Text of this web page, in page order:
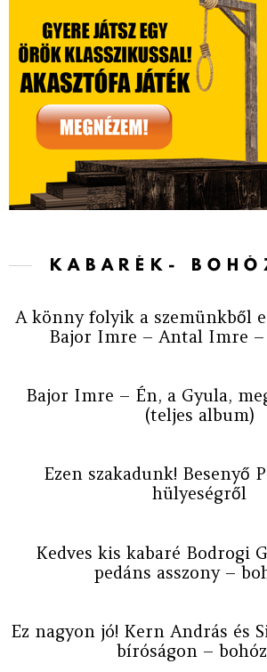
KABARÉK-
A könny folyik a szemünkből
Bajor Imre – Antal Imre –
Bajor Imre – Én, a Gyula,
(teljes album)
Ezen szakadunk! Besenyő
hülyeségről
Kedves kis kabaré Bodrogi
pedáns asszony –
Ez nagyon jó! Kern András és
bíróságon –